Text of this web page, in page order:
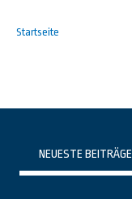
Startseite
NEUESTE BEITRÄGE